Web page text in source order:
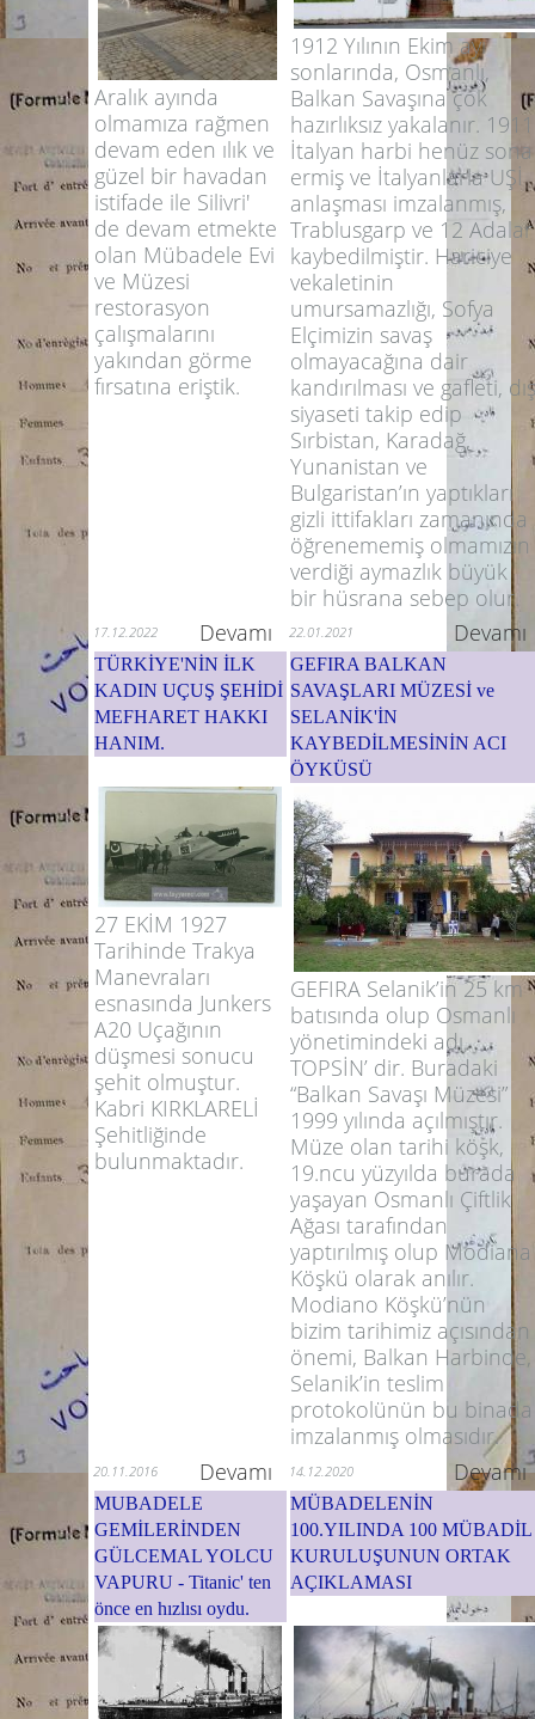
Aralık ayında
olmamıza rağmen
devam eden ılık ve
güzel bir havadan
istifade ile Silivri'
de devam etmekte
olan Mübadele Evi
ve Müzesi
restorasyon
çalışmalarını
yakından görme
fırsatına eriştik.
1912 Yılının Ekim ayı
sonlarında, Osmanlı,
Balkan Savaşına çok
hazırlıksız yakalanır. 1911
İtalyan harbi henüz sona
ermiş ve İtalyanlarla UŞİ
anlaşması imzalanmış,
Trablusgarp ve 12 Adalar
kaybedilmiştir. Hariciye
vekaletinin
umursamazlığı, Sofya
Elçimizin savaş
olmayacağına dair
kandırılması ve gafleti, dış
siyaseti takip edip
Sırbistan, Karadağ,
Yunanistan ve
Bulgaristan’ın yaptıkları
gizli ittifakları zamanında
öğrenememiş olmamızın
verdiği aymazlık büyük
bir hüsrana sebep olur.
17.12.2022 Devamı 22.01.2021 Devamı
TÜRKİYE'NİN İLK
KADIN UÇUŞ ŞEHİDİ
MEFHARET HAKKI
HANIM.
GEFIRA BALKAN
SAVAŞLARI MÜZESİ ve
SELANİK'İN
KAYBEDİLMESİNİN ACI
ÖYKÜSÜ
27 EKİM 1927
Tarihinde Trakya
Manevraları
esnasında Junkers
A20 Uçağının
düşmesi sonucu
şehit olmuştur.
Kabri KIRKLARELİ
Şehitliğinde
bulunmaktadır.
GEFIRA Selanik’in 25 km
batısında olup Osmanlı
yönetimindeki adı
TOPSİN’ dir. Buradaki
“Balkan Savaşı Müzesi”
1999 yılında açılmıştır.
Müze olan tarihi köşk,
19.ncu yüzyılda burada
yaşayan Osmanlı Çiftlik
Ağası tarafından
yaptırılmış olup Modiana
Köşkü olarak anılır.
Modiano Köşkü’nün
bizim tarihimiz açısından
önemi, Balkan Harbinde,
Selanik’in teslim
protokolünün bu binada
imzalanmış olmasıdır.
20.11.2016 Devamı 14.12.2020 Devamı
MUBADELE
GEMİLERİNDEN
GÜLCEMAL YOLCU
VAPURU - Titanic' ten
önce en hızlısı oydu.
MÜBADELENİN
100.YILINDA 100 MÜBADİL
KURULUŞUNUN ORTAK
AÇIKLAMASI